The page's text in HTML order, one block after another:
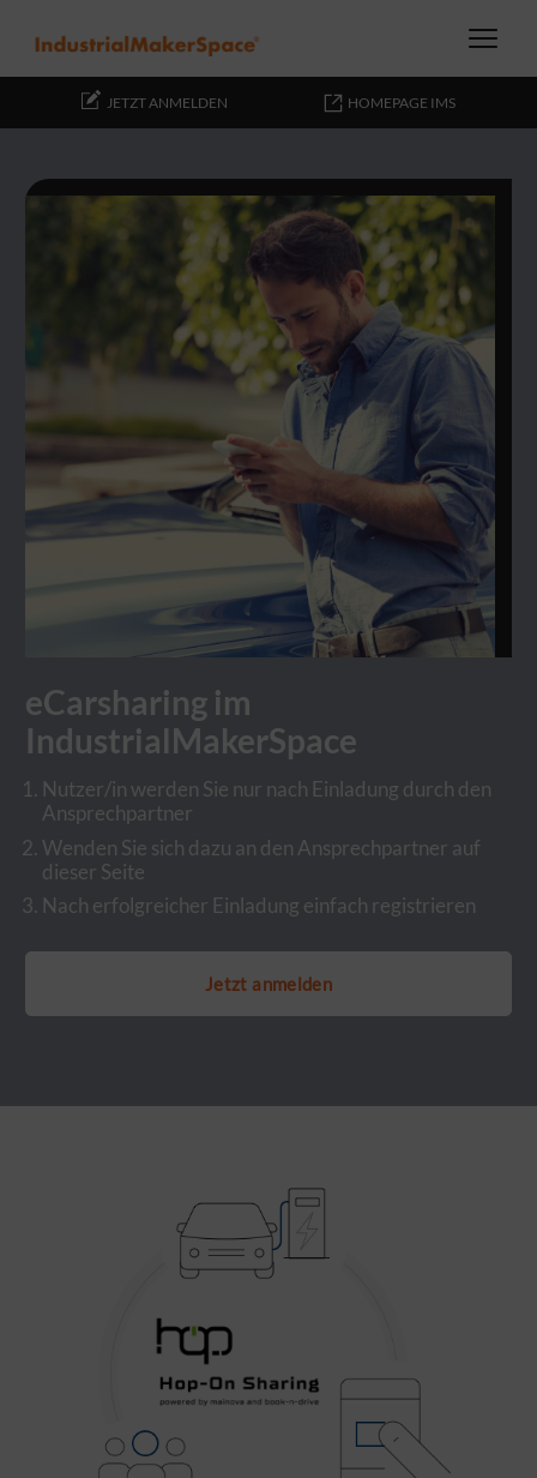
JETZT ANMELDEN HOMEPAGE IMS
eCarsharing im
IndustrialMakerSpace
Nutzer/in werden Sie nur nach Einladung durch den
Ansprechpartner
Wenden Sie sich dazu an den Ansprechpartner auf
dieser Seite
Nach erfolgreicher Einladung einfach registrieren
Jetzt anmelden